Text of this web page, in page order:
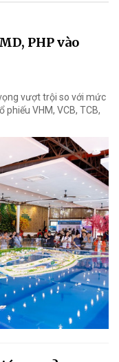
PHP vào
vượt trội so với mức
VHM, VCB, TCB,